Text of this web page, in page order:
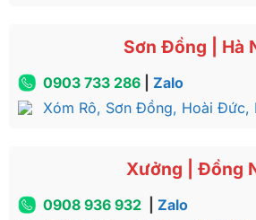
Sơn Đồng | Hà
0903 733 286| Zalo
Xóm Rô, Sơn Đồng, Hoài Đức,
Xưởng | Đồng
0908 936 932
Zalo